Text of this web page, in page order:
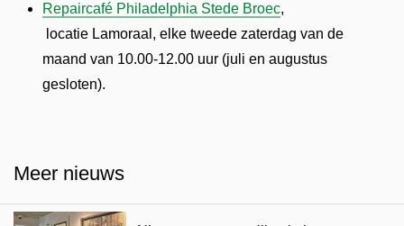
Repaircafé Philadelphia Stede Broec,
locatie Lamoraal, elke tweede zaterdag van de
maand van 10.00-12.00 uur (juli en augustus
gesloten).
Meer nieuws